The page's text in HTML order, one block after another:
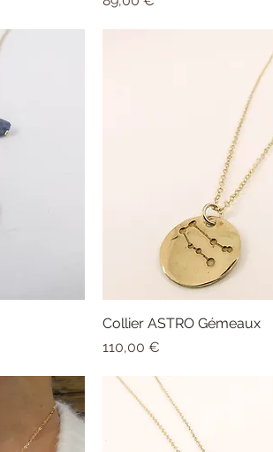
Aperçu rapide
Collier ASTRO Gémeaux
Prix
110,00 €